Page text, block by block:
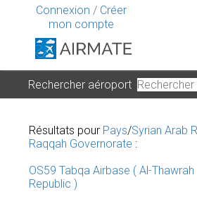
Connexion / Créer
mon compte
Rechercher aéroport
Résultats pour Pays/Syrian Arab
Raqqah Governorate :
OS59 Tabqa Airbase ( Al-Thawrah
Republic )